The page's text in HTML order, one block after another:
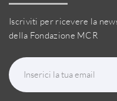
Iscriviti per ricevere la
della Fondazione MCR
Inserici la tua email